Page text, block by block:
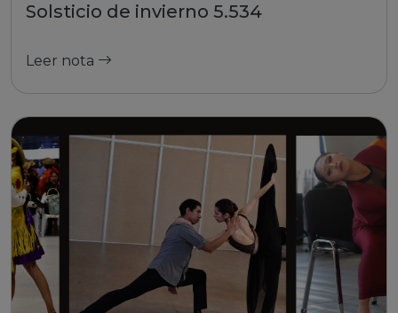
Solsticio de invierno 5.534
Leer nota